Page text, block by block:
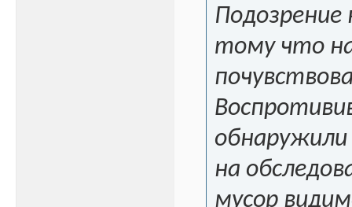
Подозрение
тому что
обнаружили
на
мусор